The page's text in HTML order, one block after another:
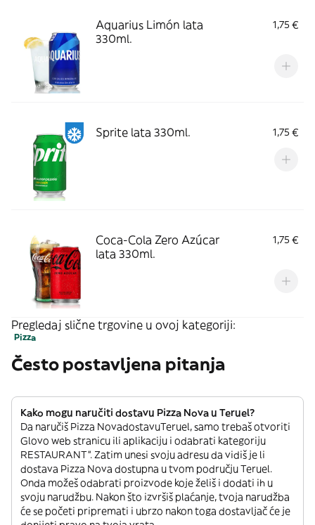
Aquarius Limón lata
330ml.
1,75 €
Sprite lata 330ml. 1,75 €
Coca-Cola Zero Azúcar
lata 330ml.
1,75 €
Pregledaj slične trgovine u ovoj kategoriji:
Pizza
Često postavljena pitanja
Kako mogu naručiti dostavu Pizza Nova u Teruel?
Da naručiš Pizza NovadostavuTeruel, samo trebaš otvoriti
Glovo web stranicu ili aplikaciju i odabrati kategoriju
RESTAURANT”. Zatim unesi svoju adresu da vidiš je li
dostava Pizza Nova dostupna u tvom području Teruel.
Onda možeš odabrati proizvode koje želiš i dodati ih u
svoju narudžbu. Nakon što izvršiš plaćanje, tvoja narudžba
će se početi pripremati i ubrzo nakon toga dostavljač će je